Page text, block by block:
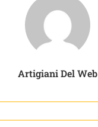
Artigiani Del Web